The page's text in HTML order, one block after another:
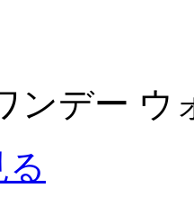
ンデー ウ